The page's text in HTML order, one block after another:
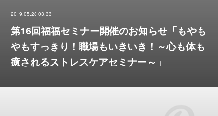
2019.05.28 03:33
第16回福福セミナー開催のお知らせ「もやも
やもすっきり！職場もいきいき！～心も体も
癒されるストレスケアセミナー～」